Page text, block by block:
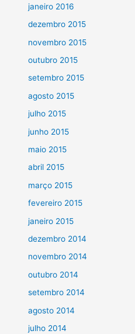
janeiro 2016
dezembro 2015
novembro 2015
outubro 2015
setembro 2015
agosto 2015
julho 2015
junho 2015
maio 2015
abril 2015
março 2015
fevereiro 2015
janeiro 2015
dezembro 2014
novembro 2014
outubro 2014
setembro 2014
agosto 2014
julho 2014